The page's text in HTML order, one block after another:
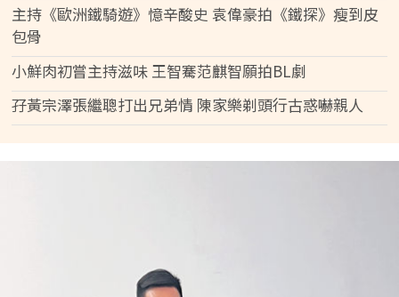
主持《歐洲鐵騎遊》憶辛酸史 袁偉豪拍《鐵探》瘦到皮
包骨
小鮮肉初嘗主持滋味 王智騫范麒智願拍BL劇
孖黃宗澤張繼聰打出兄弟情 陳家樂剃頭行古惑嚇親人